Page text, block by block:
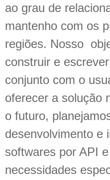
ao grau de
mantenho com os
regiões. Nosso
construir e
conjunto com o
oferecer a solução
o futuro,
desenvolvimento e
softwares por API
necessidades